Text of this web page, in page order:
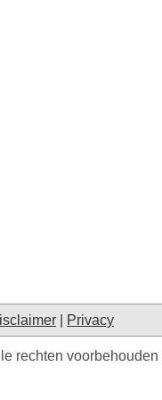
Privacy
rechten voorbehouden |